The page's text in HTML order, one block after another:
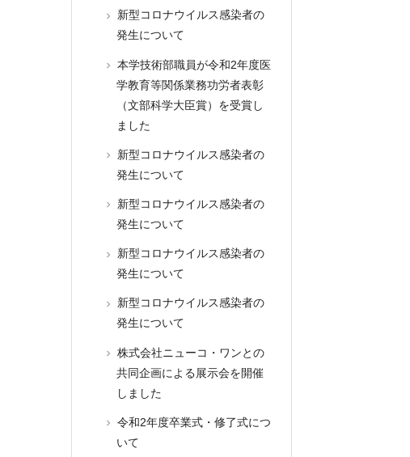
新型コロナウイルス感染者の
発生について
本学技術部職員が令和2年度医
学教育等関係業務功労者表彰
（文部科学大臣賞）を受賞し
ました
新型コロナウイルス感染者の
発生について
新型コロナウイルス感染者の
発生について
新型コロナウイルス感染者の
発生について
新型コロナウイルス感染者の
発生について
株式会社ニューコ・ワンとの
共同企画による展示会を開催
しました
令和2年度卒業式・修了式につ
いて